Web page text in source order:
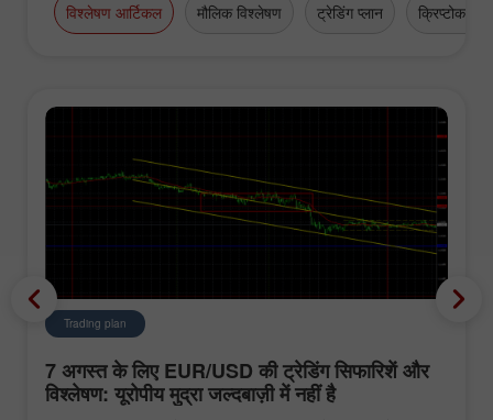
विश्लेषण आर्टिकल मौलिक विश्लेषण ट्रेडिंग प्लान क्रिप्टोकरेंसी
Trading plan
7 अगस्त के लिए EUR/USD की ट्रेडिंग सिफारिशें और
विश्लेषण: यूरोपीय मुद्रा जल्दबाज़ी में नहीं है